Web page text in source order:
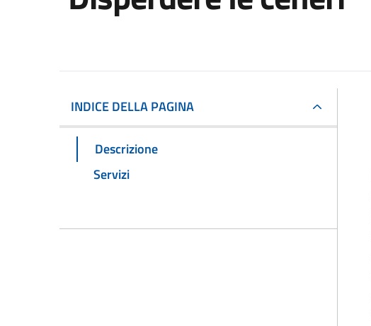
INDICE DELLA PAGINA
Descrizione
Servizi